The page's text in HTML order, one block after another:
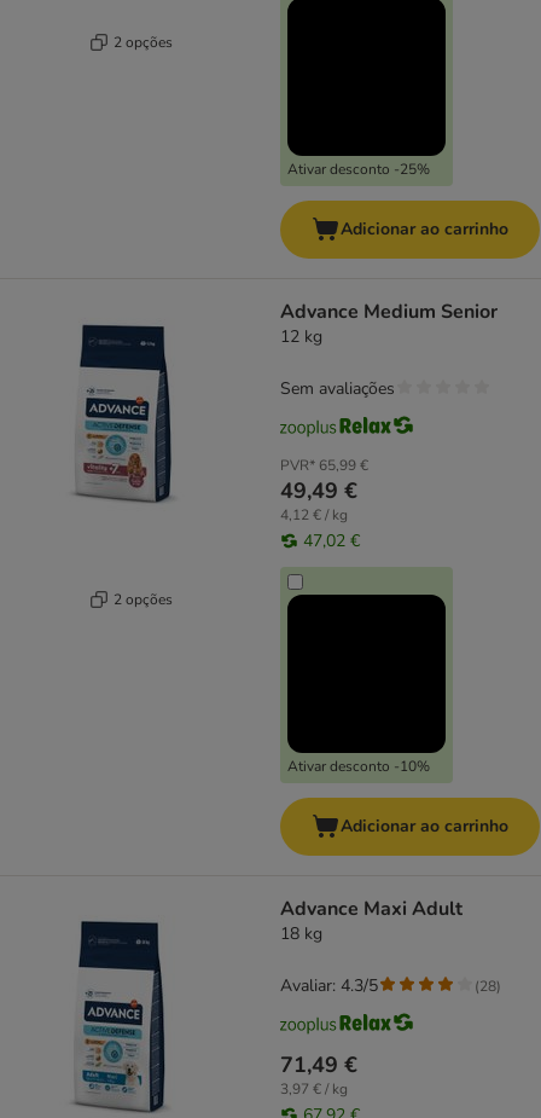
2 opções
Ativar desconto -25%
Adicionar ao carrinho
2 opções
Advance Medium Senior
12 kg
PVR* 65,99 €
49,49 €
4,12 € / kg
47,02 €
Ativar desconto -10%
Sem avaliações
Adicionar ao carrinho
Advance Maxi Adult
18 kg
71,49 €
3,97 € / kg
Avaliar: 4.3/5 (28)